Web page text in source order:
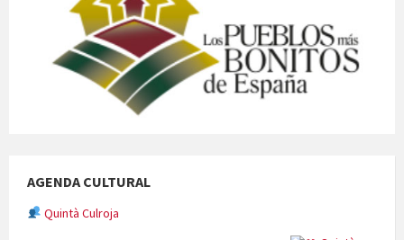
AGENDA CULTURAL
Quintà Culroja